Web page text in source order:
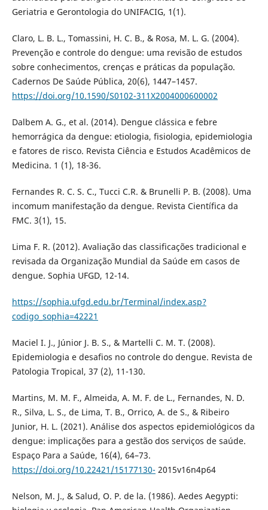
Geriatria e Gerontologia do UNIFACIG, 1(1).
Claro, L. B. L., Tomassini, H. C. B., & Rosa, M. L. G. (2004).
Prevenção e controle do dengue: uma revisão de estudos
sobre conhecimentos, crenças e práticas da população.
Cadernos De Saúde Pública, 20(6), 1447–1457.
https://doi.org/10.1590/S0102-311X2004000600002
Dalbem A. G., et al. (2014). Dengue clássica e febre
hemorrágica da dengue: etiologia, fisiologia, epidemiologia
e fatores de risco. Revista Ciência e Estudos Acadêmicos de
Medicina. 1 (1), 18-36.
Fernandes R. C. S. C., Tucci C.R. & Brunelli P. B. (2008). Uma
incomum manifestação da dengue. Revista Científica da
FMC. 3(1), 15.
Lima F. R. (2012). Avaliação das classificações tradicional e
revisada da Organização Mundial da Saúde em casos de
dengue. Sophia UFGD, 12-14.
https://sophia.ufgd.edu.br/Terminal/index.asp?
codigo_sophia=42221
Maciel I. J., Júnior J. B. S., & Martelli C. M. T. (2008).
Epidemiologia e desafios no controle do dengue. Revista de
Patologia Tropical, 37 (2), 11-130.
Martins, M. M. F., Almeida, A. M. F. de L., Fernandes, N. D.
R., Silva, L. S., de Lima, T. B., Orrico, A. de S., & Ribeiro
Junior, H. L. (2021). Análise dos aspectos epidemiológicos da
dengue: implicações para a gestão dos serviços de saúde.
Espaço Para a Saúde, 16(4), 64–73.
https://doi.org/10.22421/15177130- 2015v16n4p64
Nelson, M. J., & Salud, O. P. de la. (1986). Aedes Aegypti: